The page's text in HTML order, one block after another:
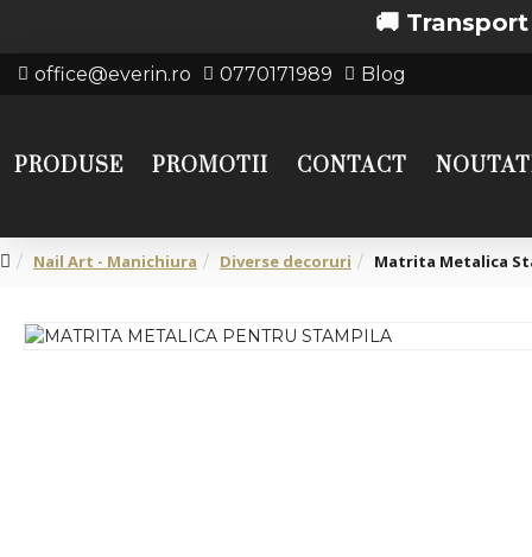
🚚 Transport
office@everin.ro 0770171989 Blog
PRODUSE PROMOTII CONTACT
Nail Art - Manichiura Diverse decoruri Matrita Metalica